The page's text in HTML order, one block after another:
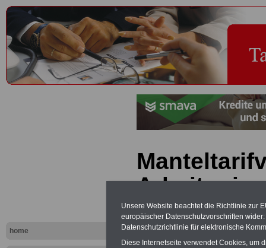
home
Arbeiter
Dienst
Unsere Website beachtet die Richtlinie zur
europäischer Datenschutzvorschriften
Datenschutzrichtlinie für elektronische
Diese Internetseite verwendet Cookies, um